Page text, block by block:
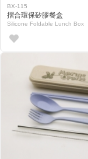
BX-115
摺合環保矽膠餐盒
Silicone Foldable Lunch Box